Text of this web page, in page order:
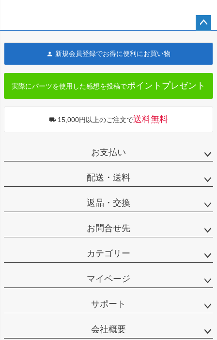
へ
新規会員登録でお得に便利にお買い物
実際にパーツを使用した感想を投稿でポイントプレゼント
15,000円以上のご注文で送料無料
お支払い
配送・送料
返品・交換
お問合せ先
カテゴリー
マイページ
サポート
会社概要